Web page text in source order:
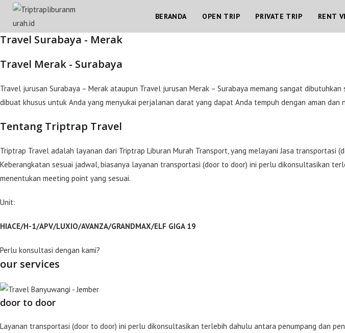
content
BERANDA OPEN TRIP PRIVATE TRIP RENT
Travel Surabaya - Merak
Travel Merak - Surabaya
Travel jurusan Surabaya – Merak ataupun Travel jurusan Merak – Surabaya memang sangat dibutuhkan
dibuat khusus untuk Anda yang menyukai perjalanan darat yang dapat Anda tempuh dengan aman dan
Tentang Triptrap Travel
Triptrap Travel adalah layanan dari Triptrap Liburan Murah Transport, yang melayani Jasa
Keberangkatan sesuai jadwal, biasanya layanan transportasi (door to door) ini perlu dikonsultasikan
menentukan meeting point yang sesuai.
Unit:
HIACE/H-1/APV/LUXIO/AVANZA/GRANDMAX/ELF GIGA 19
Perlu konsultasi dengan kami?
our services
door to door
Layanan transportasi (door to door) ini perlu dikonsultasikan terlebih dahulu antara penumpang dan